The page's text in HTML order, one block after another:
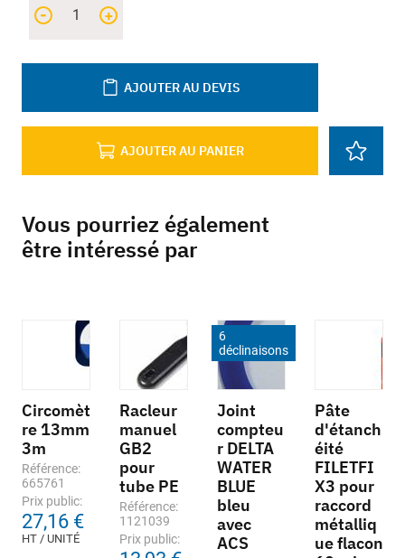
+
-
AJOUTER AU PANIER
AJOUTER AU DEVIS
Vous pourriez également
être intéressé par
Circomèt
re 13mm
3m
Référence:
665761
Prix public:
27,16 €
HT / UNITÉ
Racleur
manuel
GB2
pour
tube PE
Référence:
1121039
Prix public:
6
déclinaisons
Joint
compteu
r DELTA
WATER
BLUE
bleu
avec
ACS
Pâte
d'étanch
éité
FILETFI
X3 pour
raccord
métalliq
ue flacon